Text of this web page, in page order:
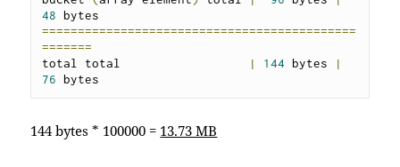
48
============================================
=======
total total
| 144 bytes
|
76 bytes
144 bytes * 100000 = 13.73 MB